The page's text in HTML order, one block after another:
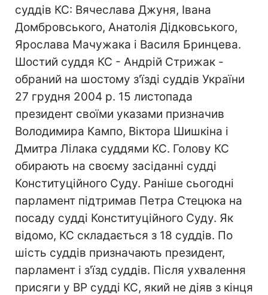
суддів КС: Вячеслава Джуня, Івана
Домбровського, Анатолія Дідковського,
Ярослава Мачужака і Василя Бринцева.
Шостий суддя КС - Андрій Стрижак -
обраний на шостому з'їзді суддів України
27 грудня 2004 р. 15 листопада
президент своїми указами призначив
Володимира Кампо, Віктора Шишкіна і
Дмитра Лілака суддями КС. Голову КС
обирають на своєму засіданні судді
Конституційного Суду. Раніше сьогодні
парламент підтримав Петра Стецюка на
посаду судді Конституційного Суду. Як
відомо, КС складається з 18 суддів. По
шість суддів призначають президент,
парламент і з'їзд суддів. Після ухвалення
присяги у ВР судді КС, який не діяв з кінця